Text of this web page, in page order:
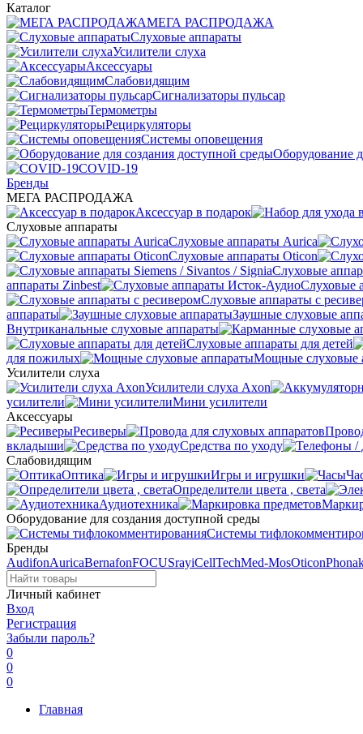
Каталог
МЕГА РАСПРОДАЖА
Слуховые аппараты
Усилители слуха
Аксессуары
Слабовидящим
Сигнализаторы пульсар
Термометры
Рециркуляторы
Cистемы оповещения
Оборудование
COVID-19
Бренды
МЕГА РАСПРОДАЖА
Аксессуар в подарок
Слуховые аппараты
Слуховые аппараты Aurica
Слуховые аппараты Oticon
Слуховые
аппараты Zinbest
Слуховые
Слуховые аппараты с
аппараты
Заушные слуховые
Внутриканальные слуховые аппараты
Слуховые аппараты для детей
для пожилых
Мощные слуховые
Усилители слуха
Усилители слуха Axon
усилители
Мини усилители
Аксессуары
Ресиверы
вкладыши
Средства по уходу
Слабовидящим
Оптика
Игры и игрушки
Определители цвета , света
Аудиотехника
Оборудование для создания доступной среды
Системы
Бренды
AudifonAuricaBernafonFOCUSrayiCellTechMed-MosOticon
Личный кабинет
Вход
Регистрация
Забыли пароль?
0
0
0
Главная